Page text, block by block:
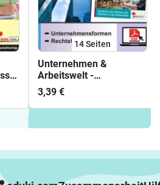
ss
14Seiten
Unternehmen &
Arbeitswelt -
Unternehmensformen &
Rechtsformen |
Wirtschaft Klasse 8-10
Arbeitsblätter
Freiarbeit mit Lösungen
3,39 €